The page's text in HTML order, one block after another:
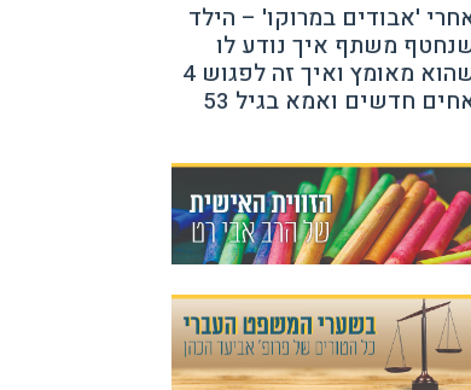
'אבודים במרוקו' – הילד
משתף איך נודע לו
שהוא מאומץ ואיך זה לפגוש 4
חדשים ואמא בגיל 53